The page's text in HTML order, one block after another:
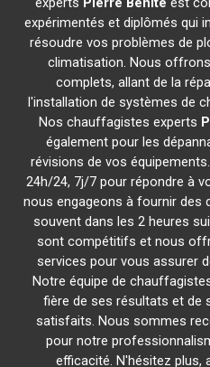
expérimentés et diplômés qui
résoudre vos problèmes de
climatisation. Nous
complets, allant de la
l'installation de systèmes de
Nos chauffagistes experts
également pour les
révisions de vos
24h/24, 7j/7 pour répondre à
nous engageons à fournir des
souvent dans les 2 heures
sont compétitifs et nous
services pour vous assurer
Notre équipe de
fière de ses résultats et de
satisfaits. Nous sommes
pour notre
efficacité. N'hésitez plus,